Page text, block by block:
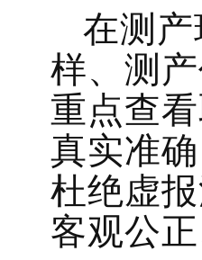
在测
样、测
重点查
真实准
杜绝虚
客观公